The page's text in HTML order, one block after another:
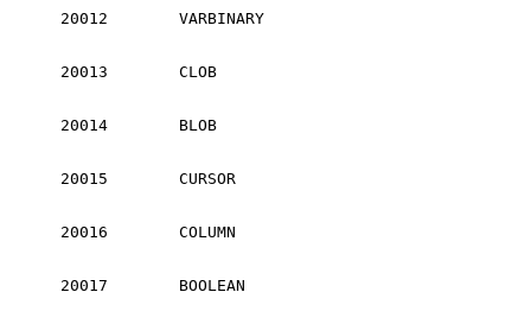
20012 VARBINARY
20013 CLOB
20014 BLOB
20015 CURSOR
20016 COLUMN
20017 BOOLEAN